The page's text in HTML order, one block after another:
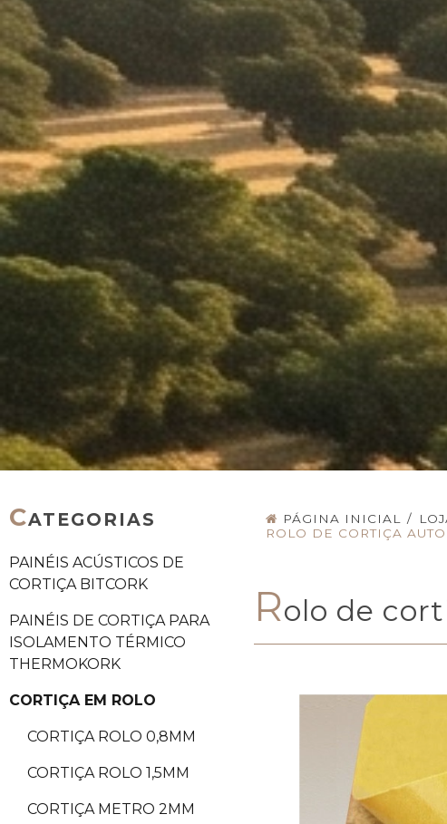
CATEGORIAS
PAINÉIS ACÚSTICOS DE
CORTIÇA BITCORK
PAINÉIS DE CORTIÇA PARA
ISOLAMENTO TÉRMICO
THERMOKORK
CORTIÇA EM ROLO
CORTIÇA ROLO 0,8MM
CORTIÇA ROLO 1,5MM
CORTIÇA METRO 2MM
PÁGINA INICIAL /
ROLO DE CORTIÇA
Rolo de